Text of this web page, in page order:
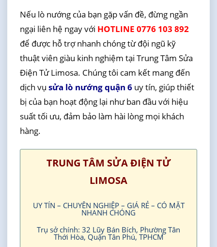
Nếu lò nướng của bạn gặp vấn đề, đừng ngần
ngại liên hệ ngay với HOTLINE 0776 103 892
để được hỗ trợ nhanh chóng từ đội ngũ kỹ
thuật viên giàu kinh nghiệm tại Trung Tâm Sửa
Điện Tử Limosa. Chúng tôi cam kết mang đến
dịch vụ sửa lò nướng quận 6uy tín, giúp thiết
bị của bạn hoạt động lại như ban đầu với hiệu
suất tối ưu, đảm bảo làm hài lòng mọi khách
hàng.
TRUNG TÂM SỬA ĐIỆN TỬ
LIMOSA
UY TÍN – CHUYÊN NGHIỆP – GIÁ RẺ – CÓ MẶT
NHANH CHÓNG
Trụ sở chính: 32 Lũy Bán Bích, Phường Tân
Thới Hòa, Quận Tân Phú, TPHCM